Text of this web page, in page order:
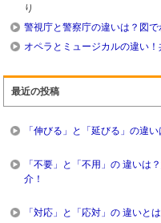
り
警視庁と警察庁の違いは？図で
オペラとミュージカルの違い
最近の投稿
「伸びる」と「延びる」の違
「不要」と「不用」の 違いは
介！
「対応」と「応対」の 違いと